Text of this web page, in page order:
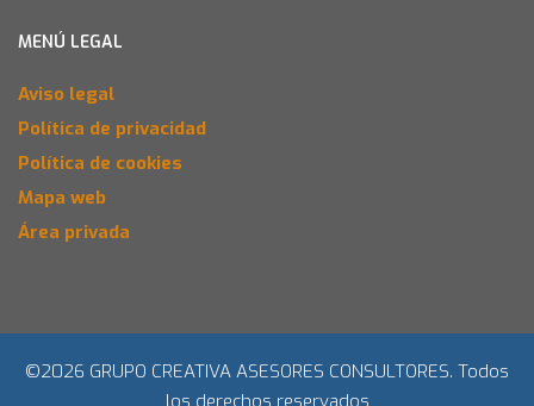
MENÚ LEGAL
Aviso legal
Política de privacidad
Política de cookies
Mapa web
Área privada
©2026 GRUPO CREATIVA ASESORES CONSULTORES. Todos